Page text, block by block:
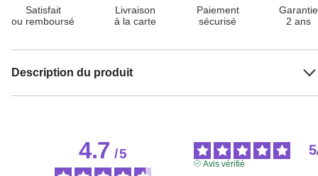
Satisfait
ou remboursé
Livraison
à la carte
Paiement
sécurisé
Garantie
2 ans
Description du produit
4.7/5 5
Avis vérifié